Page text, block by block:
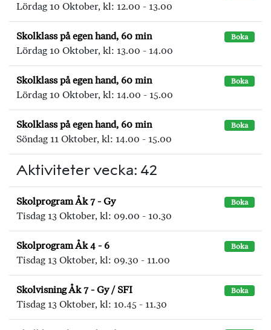
Lördag 10 Oktober, kl: 12.00 - 13.00
Skolklass på egen hand, 60 min Boka
Lördag 10 Oktober, kl: 13.00 - 14.00
Skolklass på egen hand, 60 min Boka
Lördag 10 Oktober, kl: 14.00 - 15.00
Skolklass på egen hand, 60 min Boka
Söndag 11 Oktober, kl: 14.00 - 15.00
Aktiviteter vecka: 42
Skolprogram Åk 7 - Gy Boka
Tisdag 13 Oktober, kl: 09.00 - 10.30
Skolprogram Åk 4 - 6 Boka
Tisdag 13 Oktober, kl: 09.30 - 11.00
Skolvisning Åk 7 - Gy / SFI Boka
Tisdag 13 Oktober, kl: 10.45 - 11.30